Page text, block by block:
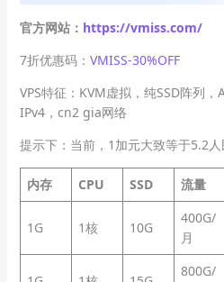
官方网站： https://vmiss.com/
7折优惠码： VMISS-30%OFF
VPS特征：KVM虚拟，纯SSD阵列
IPv4，cn2 gia网络
提示下：当前，1加元大致等于5.2人
内存 CPU SSD 流量
1G 1核 10G
400G/
月
800G/